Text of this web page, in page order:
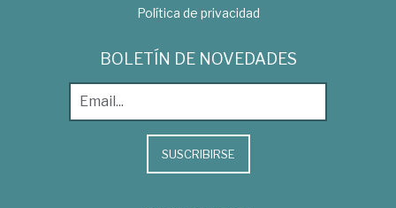
Política de privacidad
BOLETÍN DE NOVEDADES
SUSCRIBIRSE